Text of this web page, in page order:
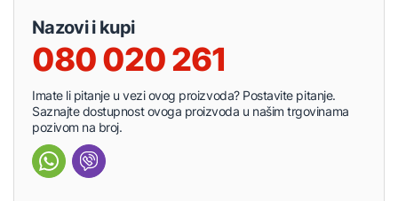
Nazovi i kupi
080 020 261
Imate li pitanje u vezi ovog proizvoda? Postavite pitanje.
Saznajte dostupnost ovoga proizvoda u našim trgovinama
pozivom na broj.